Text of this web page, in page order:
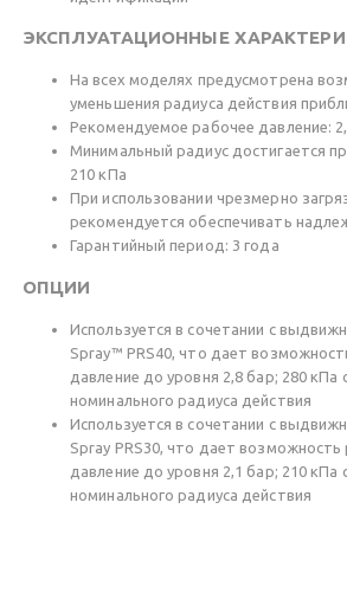
ЭКСПЛУАТАЦИОННЫЕ
На всех моделях предусмотрена
уменьшения радиуса действия
Рекомендуемое рабочее давление:
Минимальный радиус достигается
210 кПа
При использовании чрезмерно
рекомендуется обеспечивать
Гарантийный период: 3 года
ОПЦИИ
Используется в сочетании с
Spray™ PRS40, что дает
давление до уровня 2,8 бар; 280
номинального радиуса действия
Используется в сочетании с
Spray PRS30, что дает возможность
давление до уровня 2,1 бар; 210
номинального радиуса действия